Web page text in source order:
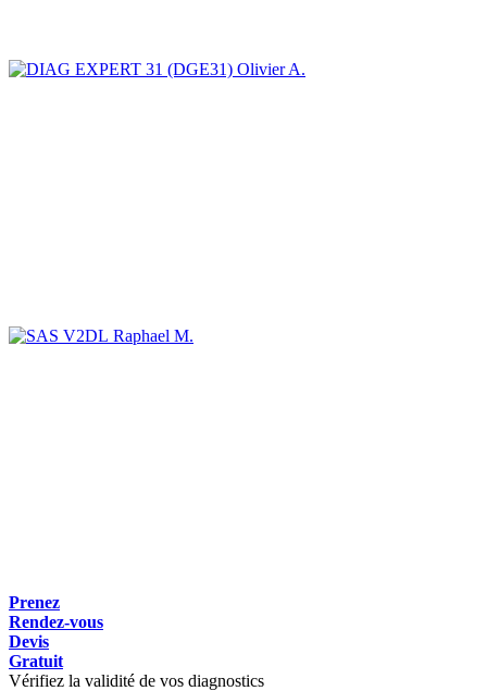
Olivier A.
Raphael M.
Prenez
Rendez-vous
Devis
Gratuit
Vérifiez la validité de vos diagnostics